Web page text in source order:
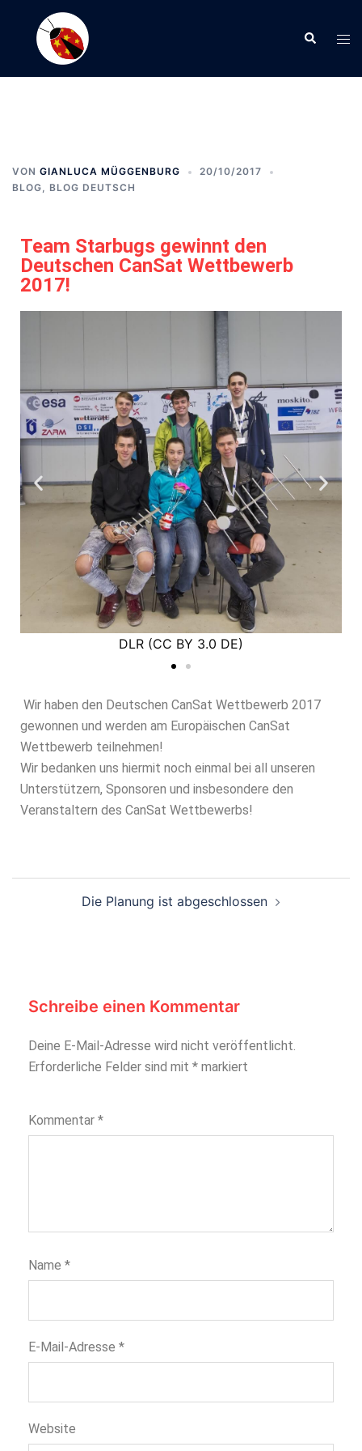
VON GIANLUCA MÜGGENBURG
20/10/2017
BLOG, BLOG DEUTSCH
Team Starbugs gewinnt den
Deutschen CanSat Wettbewerb
2017!
DLR (CC BY 3.0 DE)
Wir haben den Deutschen CanSat Wettbewerb 2017
gewonnen und werden am Europäischen CanSat
Wettbewerb teilnehmen!
Wir bedanken uns hiermit noch einmal bei all unseren
Unterstützern, Sponsoren und insbesondere den
Veranstaltern des CanSat Wettbewerbs!
Die Planung ist abgeschlossen
Schreibe einen Kommentar
Deine E-Mail-Adresse wird nicht veröffentlicht.
Erforderliche Felder sind mit * markiert
Kommentar *
Name *
E-Mail-Adresse *
Website